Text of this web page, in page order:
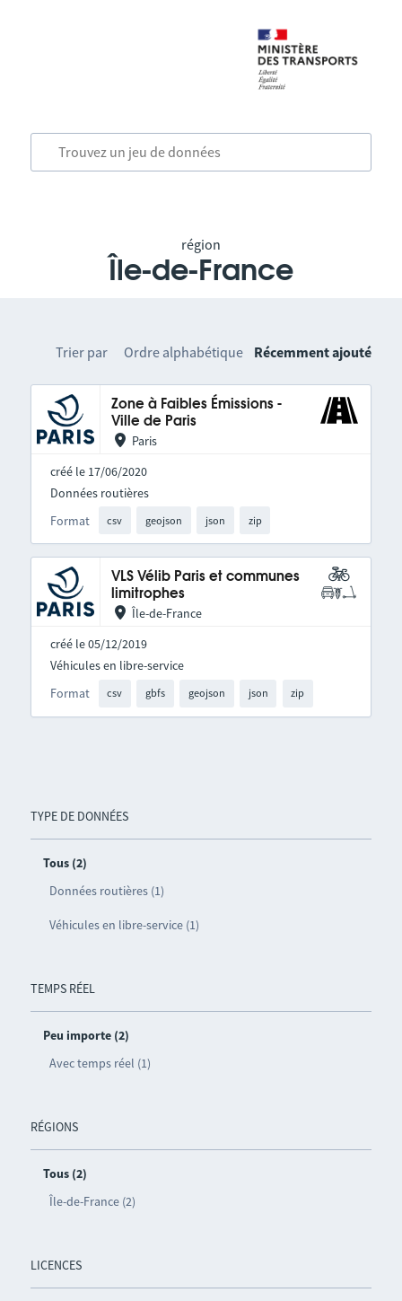
région
Île-de-France
TYPE DE DONNÉES
Tous (2)
Données routières (1)
Véhicules en libre-service (1)
TEMPS RÉEL
Peu importe (2)
Avec temps réel (1)
RÉGIONS
Tous (2)
Île-de-France (2)
LICENCES
Trier par Ordre alphabétique Récemment ajouté
Zone à Faibles Émissions -
Ville de Paris
Paris
créé le 17/06/2020
Format csv geojson json zip
Données routières
VLS Vélib Paris et communes
limitrophes
Île-de-France
créé le 05/12/2019
Format csv gbfs geojson json zip
Véhicules en libre-service